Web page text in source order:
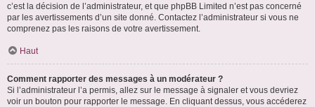
c’est la décision de l’administrateur, et que phpBB Limited n’est pas concerné
par les avertissements d’un site donné. Contactez l’administrateur si vous ne
comprenez pas les raisons de votre avertissement.
Haut
Comment rapporter des messages à un modérateur ?
Si l’administrateur l’a permis, allez sur le message à signaler et vous devriez
voir un bouton pour rapporter le message. En cliquant dessus, vous accéderez